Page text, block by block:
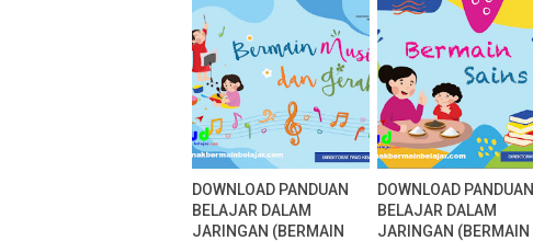
DOWNLOAD PANDUAN
BELAJAR DALAM
JARINGAN (BERMAIN
DOWNLOAD PANDUAN
BELAJAR DALAM
JARINGAN (BERMAIN